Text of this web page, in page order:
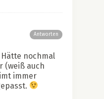
Antworten
nochmal
(weiß auch
immer